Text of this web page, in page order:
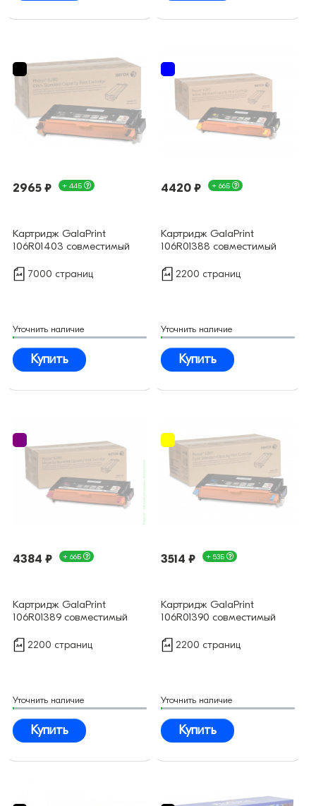
2965 ₽ + 44Б
Картридж GalaPrint
106R01403 совместимый
7000 страниц
Уточнить наличие
Купить
4420 ₽ + 66Б
Картридж GalaPrint
106R01388 совместимый
2200 страниц
Уточнить наличие
Купить
4384 ₽ + 66Б
Картридж GalaPrint
106R01389 совместимый
2200 страниц
Уточнить наличие
Купить
3514 ₽ + 53Б
Картридж GalaPrint
106R01390 совместимый
2200 страниц
Уточнить наличие
Купить